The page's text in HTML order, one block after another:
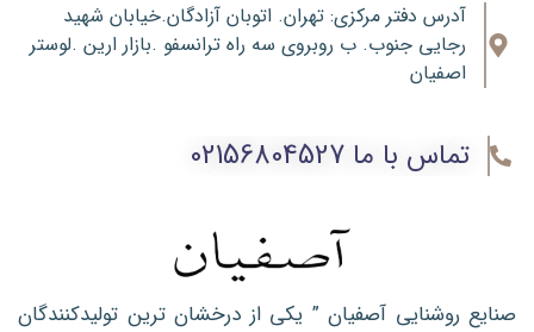
آدرس دفتر مرکزی: تهران. اتوبان آزادگان.خیابان شهید
رجایی جنوب. ب روبروی سه راه ترانسفو .بازار ارین .لوستر
اصفیان
تماس با ما 02156804527
صنایع روشنایی آصفیان ” یکی از درخشان ترین تولیدکنندگان